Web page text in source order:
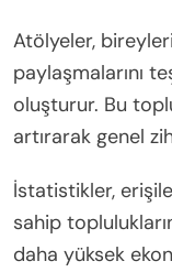
finansal
ilişkilendirerek
teşvik ederek
özellikler, daha
katkıda bulunur.
Kişisel Finans
Etkiler?